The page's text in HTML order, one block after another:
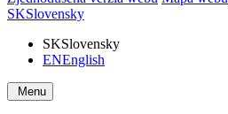
SKSlovensky
SKSlovensky
ENEnglish
Menu